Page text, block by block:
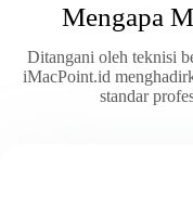
Mengapa
Ditangani oleh teknisi
iMacPoint.id
standar